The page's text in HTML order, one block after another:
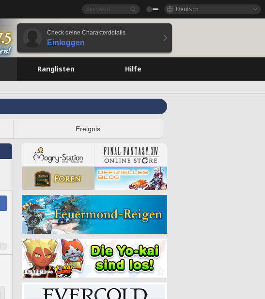
Deutsch
Check deine Charakterdetails
Einloggen
Ranglisten Hilfe
Ereignis